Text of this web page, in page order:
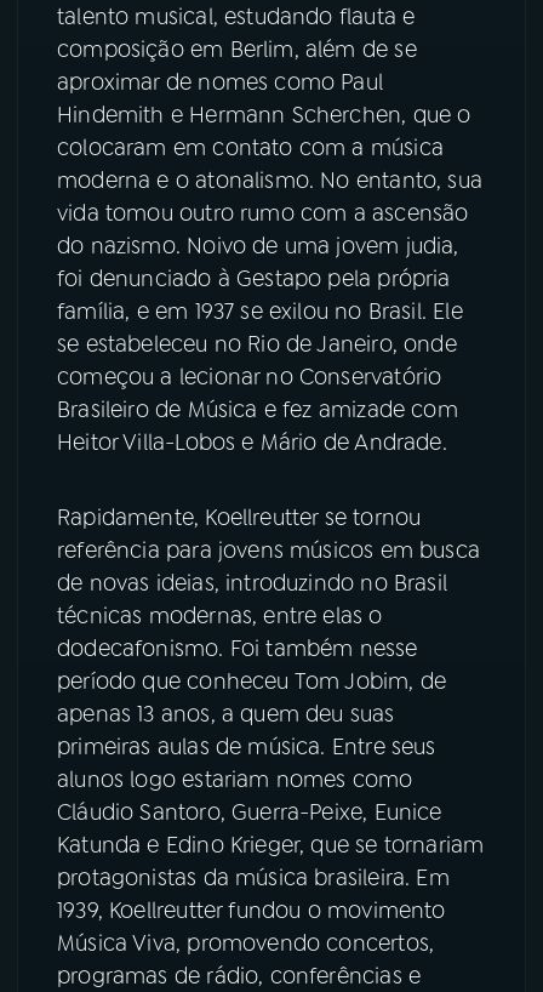
talento musical, estudando flauta e
composição em Berlim, além de se
aproximar de nomes como Paul
Hindemith e Hermann Scherchen, que o
colocaram em contato com a música
moderna e o atonalismo. No entanto, sua
vida tomou outro rumo com a ascensão
do nazismo. Noivo de uma jovem judia,
foi denunciado à Gestapo pela própria
família, e em 1937 se exilou no Brasil. Ele
se estabeleceu no Rio de Janeiro, onde
começou a lecionar no Conservatório
Brasileiro de Música e fez amizade com
Heitor Villa-Lobos e Mário de Andrade.
Rapidamente, Koellreutter se tornou
referência para jovens músicos em busca
de novas ideias, introduzindo no Brasil
técnicas modernas, entre elas o
dodecafonismo. Foi também nesse
período que conheceu Tom Jobim, de
apenas 13 anos, a quem deu suas
primeiras aulas de música. Entre seus
alunos logo estariam nomes como
Cláudio Santoro, Guerra-Peixe, Eunice
Katunda e Edino Krieger, que se tornariam
protagonistas da música brasileira. Em
1939, Koellreutter fundou o movimento
Música Viva, promovendo concertos,
programas de rádio, conferências e